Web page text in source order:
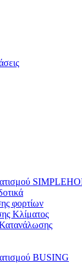
φορτίων
Κλίματος
BUSING